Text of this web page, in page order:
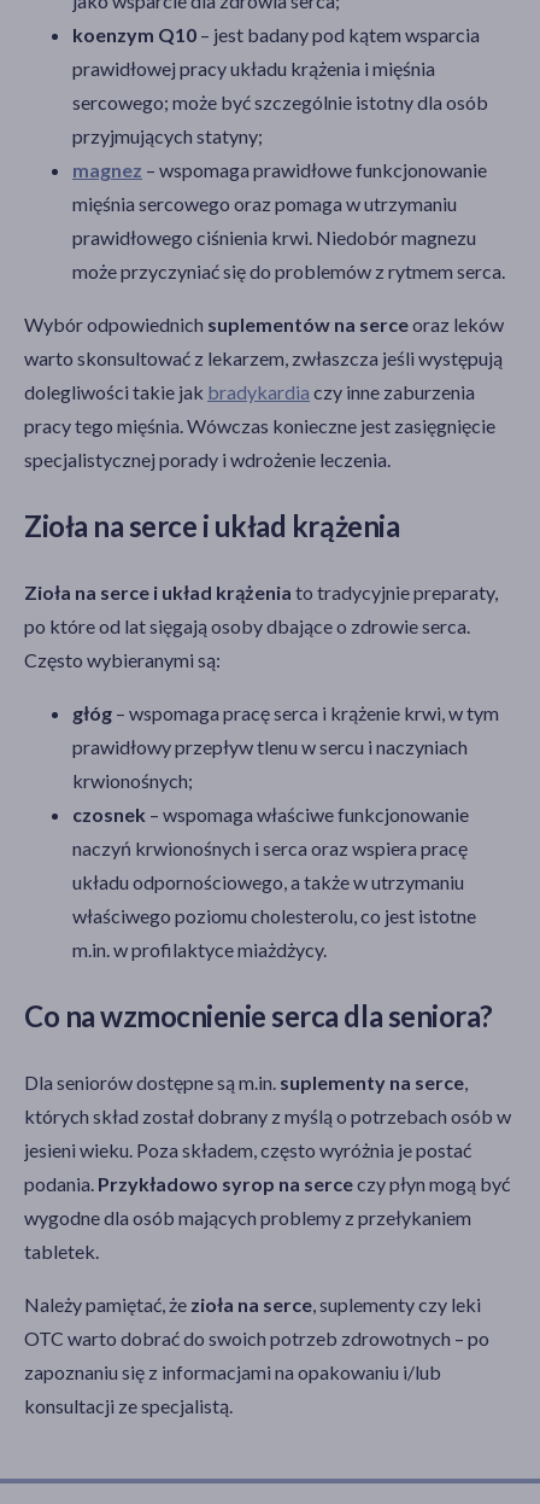
koenzym Q10 – jest badany pod kątem wsparcia
prawidłowej pracy układu krążenia i mięśnia
sercowego; może być szczególnie istotny dla osób
przyjmujących statyny;
magnez – wspomaga prawidłowe funkcjonowanie
mięśnia sercowego oraz pomaga w utrzymaniu
prawidłowego ciśnienia krwi. Niedobór magnezu
może przyczyniać się do problemów z rytmem serca.
Wybór odpowiednich suplementów na serceoraz leków
warto skonsultować z lekarzem, zwłaszcza jeśli występują
dolegliwości takie jak bradykardia czy inne zaburzenia
pracy tego mięśnia. Wówczas konieczne jest zasięgnięcie
specjalistycznej porady i wdrożenie leczenia.
Zioła na serce i układ krążenia
Zioła na serce i układ krążenia to tradycyjnie preparaty,
po które od lat sięgają osoby dbające o zdrowie serca.
Często wybieranymi są:
głóg – wspomaga pracę serca i krążenie krwi, w tym
prawidłowy przepływ tlenu w sercu i naczyniach
krwionośnych;
czosnek – wspomaga właściwe funkcjonowanie
naczyń krwionośnych i serca oraz wspiera pracę
układu odpornościowego, a także w utrzymaniu
właściwego poziomu cholesterolu, co jest istotne
m.in. w profilaktyce miażdżycy.
Co na wzmocnienie serca dla seniora?
Dla seniorów dostępne są m.in. suplementy na serce,
których skład został dobrany z myślą o potrzebach osób w
jesieni wieku. Poza składem, często wyróżnia je postać
podania. Przykładowo syrop na serceczy płyn mogą być
wygodne dla osób mających problemy z przełykaniem
tabletek.
Należy pamiętać, że zioła na serce, suplementy czy leki
OTC warto dobrać do swoich potrzeb zdrowotnych – po
zapoznaniu się z informacjami na opakowaniu i/lub
konsultacji ze specjalistą.